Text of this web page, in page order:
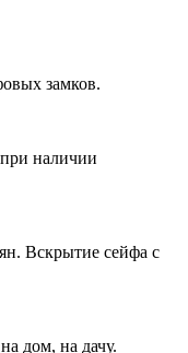
замков.
наличии
Вскрытие сейфа с
дом, на дачу.